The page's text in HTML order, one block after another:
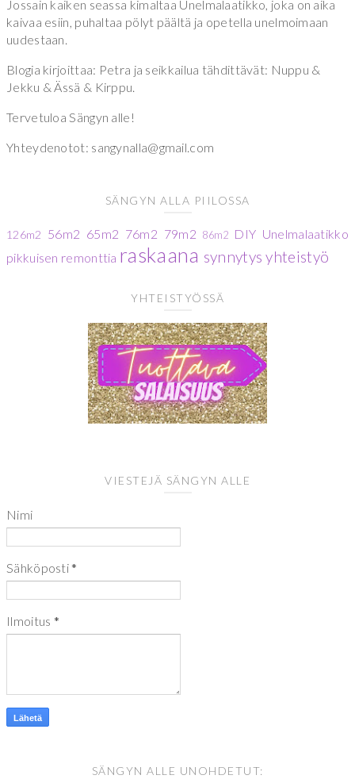
Jossain kaiken seassa kimaltaa Unelmalaatikko, joka on aika
kaivaa esiin, puhaltaa pölyt päältä ja opetella unelmoimaan
uudestaan.
Blogia kirjoittaa: Petra ja seikkailua tähdittävät: Nuppu &
Jekku & Ässä & Kirppu.
Tervetuloa Sängyn alle!
Yhteydenotot: sangynalla@gmail.com
SÄNGYN ALLA PIILOSSA
126m2 56m2 65m2 76m2 79m2 86m2 DIY Unelmalaatikko
pikkuisen remonttia raskaana synnytys yhteistyö
YHTEISTYÖSSÄ
VIESTEJÄ SÄNGYN ALLE
Nimi
Sähköposti*
Ilmoitus *
SÄNGYN ALLE UNOHDETUT: